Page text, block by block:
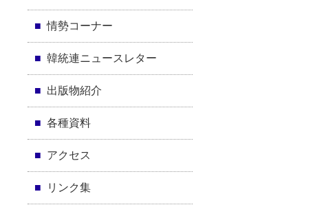
情勢コーナー
韓統連ニュースレター
出版物紹介
各種資料
アクセス
リンク集